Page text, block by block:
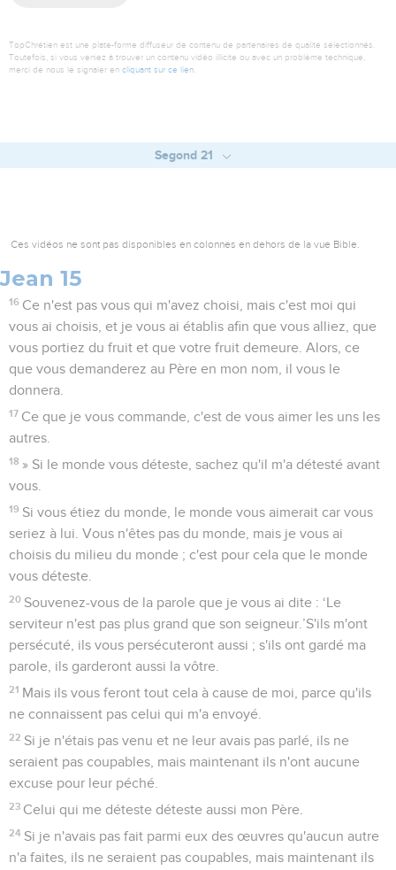
TopChrétien est une plate-forme diffuseur de contenu de partenaires de qualité sélectionnés.
Toutefois, si vous veniez à trouver un contenu vidéo illicite ou avec un problème technique,
merci de nous le signaler en cliquant sur ce lien
Segond 21
Ces vidéos ne sont pas disponibles en colonnes en dehors de la vue Bible.
Jean 15
16 Ce n'est pas vous qui m'avez choisi, mais c'est moi qui
vous ai choisis, et je vous ai établis afin que vous alliez, que
vous portiez du fruit et que votre fruit demeure. Alors, ce
que vous demanderez au Père en mon nom, il vous le
donnera.
17 Ce que je vous commande, c'est de vous aimer les uns les
autres.
18 » Si le monde vous déteste, sachez qu'il m'a détesté avant
vous.
19 Si vous étiez du monde, le monde vous aimerait car vous
seriez à lui. Vous n'êtes pas du monde, mais je vous ai
choisis du milieu du monde ; c'est pour cela que le monde
vous déteste.
20 Souvenez-vous de la parole que je vous ai dite : ‘Le
serviteur n'est pas plus grand que son seigneur.’S'ils m'ont
persécuté, ils vous persécuteront aussi ; s'ils ont gardé ma
parole, ils garderont aussi la vôtre.
21 Mais ils vous feront tout cela à cause de moi, parce qu'ils
ne connaissent pas celui qui m'a envoyé.
22 Si je n'étais pas venu et ne leur avais pas parlé, ils ne
seraient pas coupables, mais maintenant ils n'ont aucune
excuse pour leur péché.
23 Celui qui me déteste déteste aussi mon Père.
24 Si je n'avais pas fait parmi eux des œuvres qu'aucun autre
n'a faites, ils ne seraient pas coupables, mais maintenant ils